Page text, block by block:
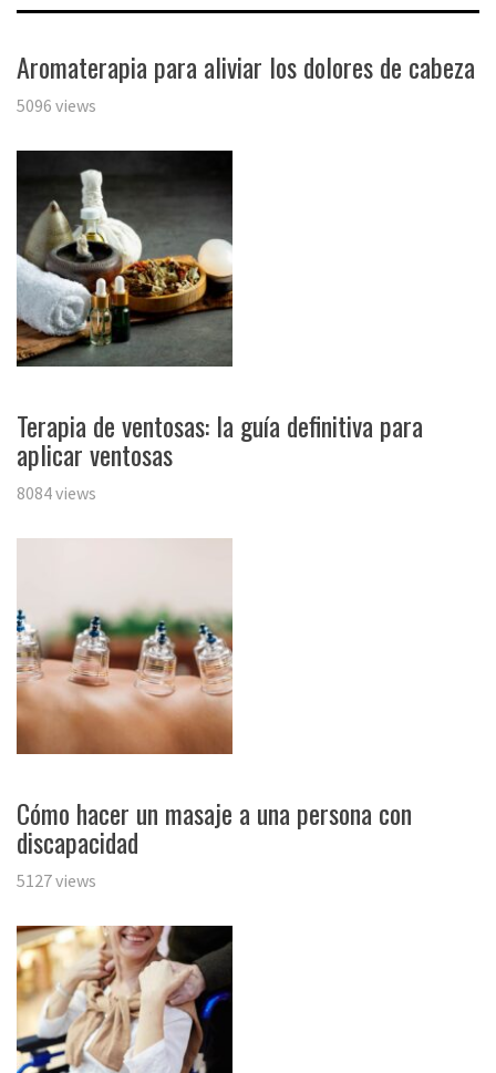
Aromaterapia para aliviar los dolores de cabeza
5096 views
Terapia de ventosas: la guía definitiva para
aplicar ventosas
8084 views
Cómo hacer un masaje a una persona con
discapacidad
5127 views